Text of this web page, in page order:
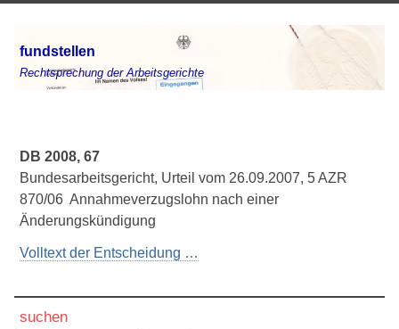
fundstellen
Rechtsprechung der Arbeitsgerichte
DB 2008, 67
Bundesarbeitsgericht, Urteil vom 26.09.2007, 5 AZR
870/06 Annahmeverzugslohn nach einer
Änderungskündigung
Volltext der Entscheidung …
suchen